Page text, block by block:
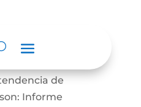
de inspección,
los Señores
de
Informe